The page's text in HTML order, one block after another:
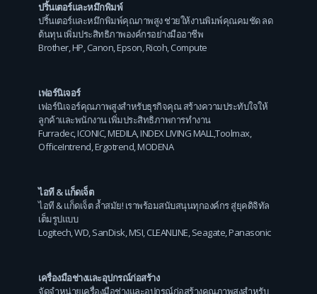
ปริ้นเตอร์และหมึกพิมพ์
ปริ้นเตอร์และหมึกพิมพ์คุณภาพสูง ช่วยให้งานพิมพ์คุณคมชัด ลด
ต้นทุน เพิ่มประสิทธิภาพองค์กรอย่างมืออาชีพ
Brother,HP,Canon,Epson,Ricoh,Compute
เฟอร์นิเจอร์
เฟอร์นิเจอร์คุณภาพสูงสำหรับธุรกิจคุณ สร้างความประทับใจให้
ลูกค้าและพนักงาน เพิ่มประสิทธิภาพการทำงาน
Furradec,ICONIC,MEDILA,INDEX LIVING MALL,Toolmax,
OfficeIntrend,Ergotrend,MODENA
ไอที & แก็ดเจ็ต
ไอที & แก็ดเจ็ต ล้ำสมัย! เราพร้อมสนับสนุนทุกองค์กร สู่ยุคดิจิทัล
เต็มรูปแบบ
Logitech,WD,SanDisk,MSI,CLEANLINE,Seagate,Panasonic
เครื่องมือช่างและอุปกรณ์ก่อสร้าง
จัดจำหน่ายเครื่องมือช่างและอุปกรณ์ก่อสร้างคุณภาพสูงสำหรับ